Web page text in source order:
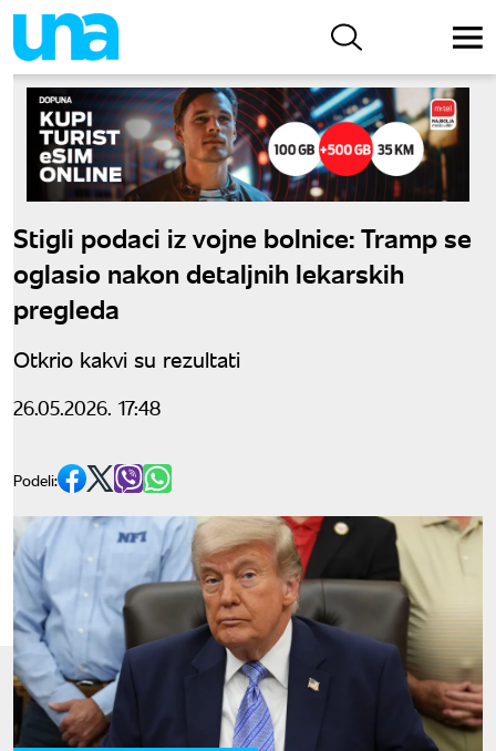
Stigli podaci iz vojne bolnice: Tramp se
oglasio nakon detaljnih lekarskih
pregleda
Otkrio kakvi su rezultati
26.05.2026. 17:48
Podeli: